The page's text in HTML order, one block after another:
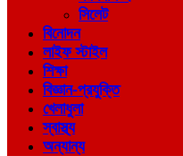
সিলেট
বিনোদন
লাইফ স্টাইল
শিক্ষা
বিজ্ঞান-প্রযুক্তি
খেলাধুলা
স্বাস্থ্য
অন্যান্য